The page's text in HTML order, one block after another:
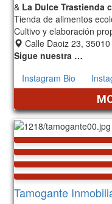
& La Dulce Trastienda
Tienda de alimentos
Cultivo y elaboración
Calle Daoiz 23,
Sigue nuestra …
Instagram Bio
Tamogante